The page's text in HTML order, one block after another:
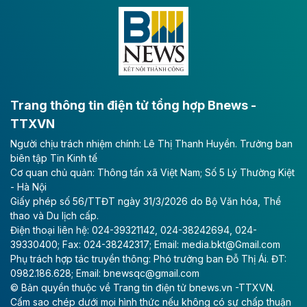
Đông A dài khoảng 25,1 km được kỳ vọng sẽ tạo động
lực phát triển kinh tế - xã hội khu vực phía Nam đồng
Long Thành
Tổng công ty Cảng hàng không Việt Nam - CTCP
(ACV) vừa lập kỷ lục mới về lợi nhuận trong quý
II/2026.
Theo baodautu.vn
Vinaconex lập đỉnh doanh thu
Tổng CTCP Xuất nhập khẩu và Xây dựng Việt Nam
(Vinaconex) đã khép lại nửa đầu năm với doanh thu
thuần gần 7.268 tỷ đồng, tăng 4% so với cùng kỳ và
cũng là mức cao nhất lịch sử hoạt động của doanh
nghiệp.
Trang thông tin điện tử tổng hợp Bnews -
TTXVN
Người chịu trách nhiệm chính: Lê Thị Thanh Huyền. Trưởng ban
biên tập Tin Kinh tế
Cơ quan chủ quản: Thông tấn xã Việt Nam; Số 5 Lý Thường Kiệt
- Hà Nội
Giấy phép số 56/TTĐT ngày 31/3/2026 do Bộ Văn hóa, Thể
thao và Du lịch cấp.
Điện thoại liên hệ: 024-39321142, 024-38242694, 024-
39330400; Fax: 024-38242317; Email: media.bkt@Gmail.com
Phụ trách hợp tác truyền thông: Phó trưởng ban Đỗ Thị Ái. ĐT:
0982.186.628; Email: bnewsqc@gmail.com
© Bản quyền thuộc về Trang tin điện tử bnews.vn -TTXVN.
Cấm sao chép dưới mọi hình thức nếu không có sự chấp thuận